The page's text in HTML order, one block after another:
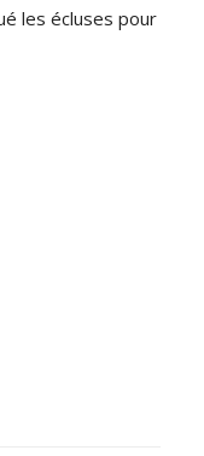
les écluses pour